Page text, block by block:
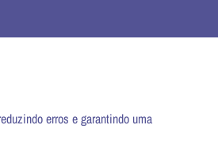
erros e garantindo uma